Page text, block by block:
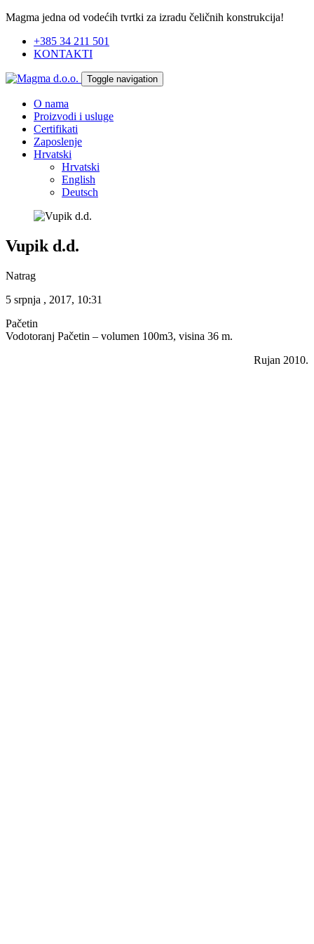
Magma jedna od vodećih tvrtki za izradu čeličnih konstrukcija!
+385 34 211 501
KONTAKTI
Toggle navigation
O nama
Proizvodi i usluge
Certifikati
Zaposlenje
Hrvatski
Hrvatski
English
Deutsch
Vupik d.d.
Natrag
5 srpnja , 2017, 10:31
Pačetin
Vodotoranj Pačetin – volumen 100m3, visina 36 m.
Rujan 2010.